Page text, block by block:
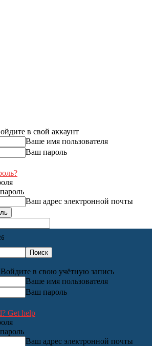
в свой аккаунт
Ваше имя пользователя
Ваш пароль
Ваш адрес электронной почты
в свою учётную запись
Ваше имя пользователя
Ваш пароль
Get help
Ваш адрес электронной почты